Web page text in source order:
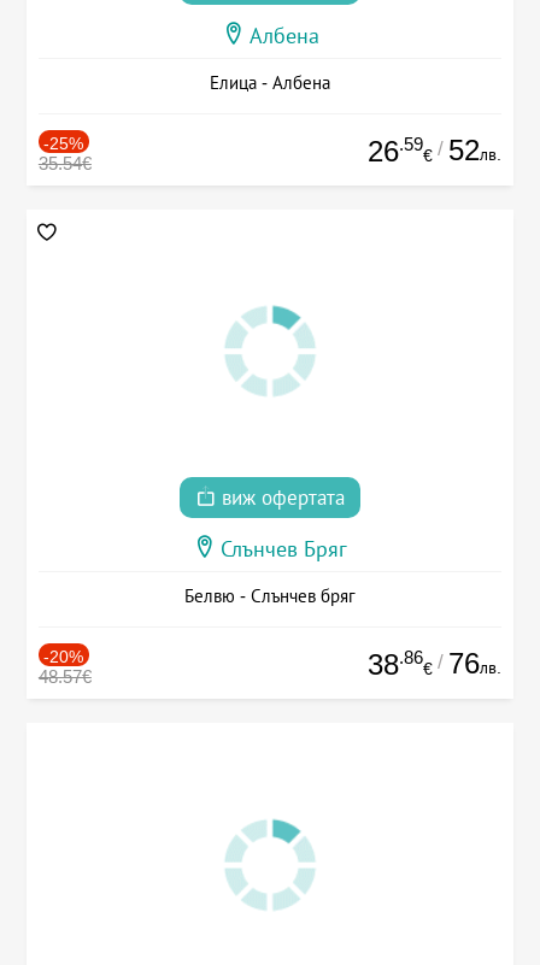
Албена
Елица - Албена
-25%
35.54€ 26.59
€ / 52лв.
виж офертата
Слънчев Бряг
Белвю - Слънчев бряг
-20%
48.57€ 38.86
€ / 76лв.